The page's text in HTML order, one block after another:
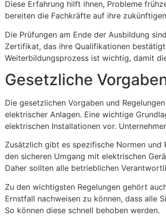
Diese Erfahrung hilft ihnen, Probleme
bereiten die Fachkräfte auf ihre
Die Prüfungen am Ende der Ausbildung
Zertifikat, das ihre Qualifikationen
Weiterbildungsprozess ist wichtig, damit
Gesetzliche
Die gesetzlichen Vorgaben und
elektrischer Anlagen. Eine wichtige
elektrischen Installationen vor.
Zusätzlich gibt es spezifische Normen und
den sicheren Umgang mit elektrischen
Daher sollten alle betrieblichen
Zu den wichtigsten Regelungen gehört
Ernstfall nachweisen zu können, dass alle
So können diese schnell behoben werden.